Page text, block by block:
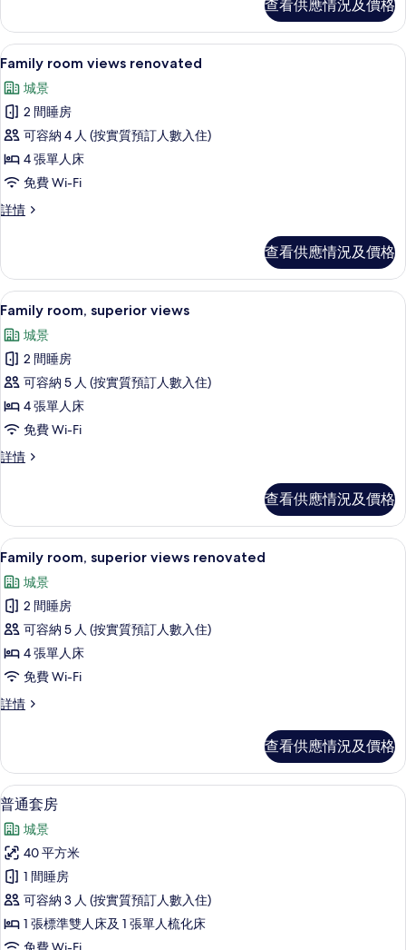
情
查看供應情況及價格
載
入
所
有
Family
room
views
renovated
片
8
Family room views renovated
城景
2 間睡房
可容納 4 人 (按實質預訂人數入住)
4 張單人床
免費 Wi-Fi
詳情
Family
詳
情
查看供應情況及價格
載
入
所
有
Family
room,
superior
views
片
高級寢具、迷你吧、房內夾萬、遮光
6
Family room, superior views
城景
2 間睡房
可容納 5 人 (按實質預訂人數入住)
4 張單人床
免費 Wi-Fi
詳情
Family
詳
情
查看供應情況及價格
載
入
所
有
Family
room,
superior
views
相
片
8
Family room, superior views renovated
城景
2 間睡房
可容納 5 人 (按實質預訂人數入住)
4 張單人床
免費 Wi-Fi
詳情
Family
renovated
詳
情
查看供應情況及價格
載
入
所
有
普
通
套
普通套房 | 客廳 | 47 吋平面電視連衛
12
普通套房
城景
40 平方米
1 間睡房
可容納 3 人 (按實質預訂人數入住)
1 張標準雙人床及 1 張單人梳化床